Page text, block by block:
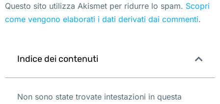
Questo sito utilizza Akismet per ridurre lo spam. Scopri
come vengono elaborati i dati derivati dai commenti.
Indice dei contenuti
Non sono state trovate intestazioni in questa